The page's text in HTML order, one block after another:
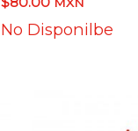
No Disponilbe